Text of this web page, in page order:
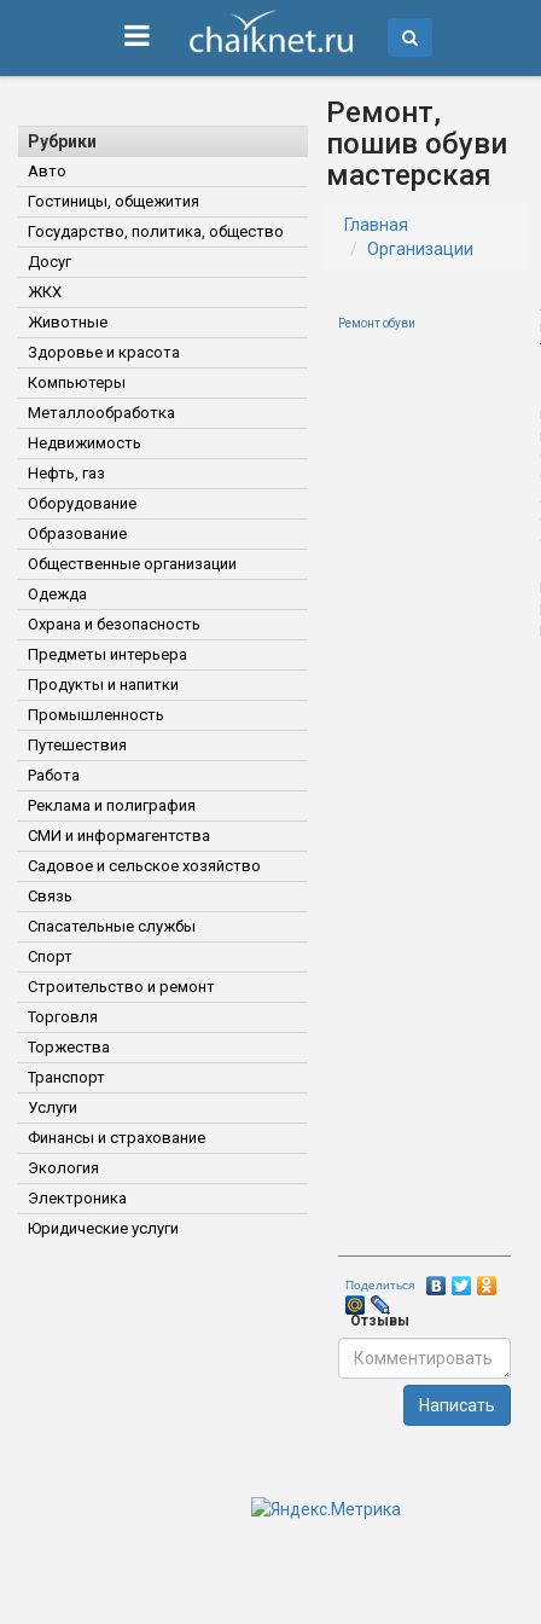
Рубрики
Авто
Гостиницы, общежития
Государство, политика, общество
Досуг
ЖКХ
Животные
Здоровье и красота
Компьютеры
Металлообработка
Недвижимость
Нефть, газ
Оборудование
Образование
Общественные организации
Одежда
Охрана и безопасность
Предметы интерьера
Продукты и напитки
Промышленность
Путешествия
Работа
Реклама и полиграфия
СМИ и информагентства
Садовое и сельское хозяйство
Связь
Спасательные службы
Спорт
Строительство и ремонт
Торговля
Торжества
Транспорт
Услуги
Финансы и страхование
Экология
Электроника
Юридические услуги
Ремонт,
пошив обуви
мастерская
Главная
Организации
Ремонт обуви
Поделиться
Отзывы
Написать